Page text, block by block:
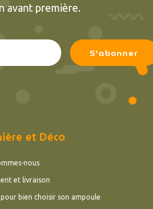
avant première.
et Déco
nous
et livraison
pour bien choisir son ampoule